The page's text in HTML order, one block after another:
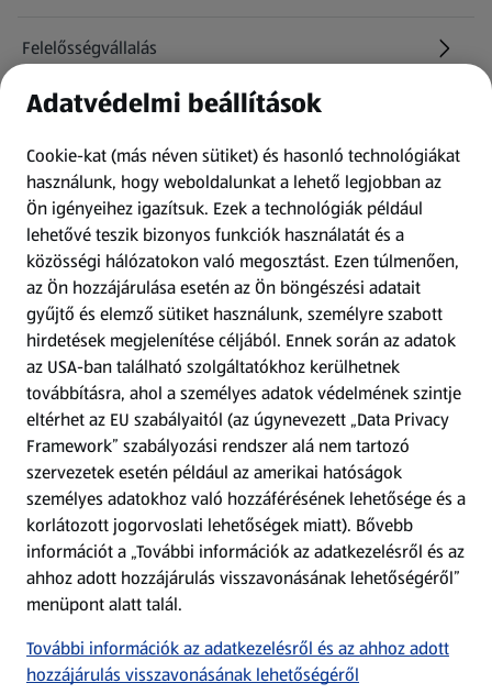
Felelősségvállalás
Információk
Kérdőív
Fizetési lehetőségek
ALDI utalványok
Árcsökkentés
Adattörlő alkalmazás
Szervizpont
(új oldalon nyílik meg)
Fedezz fel minket az interneten!
Töltsd le az ALDI Magyarország applikációt!
Adatvédelmi beállítások
Cookie-kat (más néven sütiket) és hasonló technológiákat
használunk, hogy weboldalunkat a lehető legjobban az
Ön igényeihez igazítsuk. Ezek a technológiák például
lehetővé teszik bizonyos funkciók használatát és a
közösségi hálózatokon való megosztást. Ezen túlmenően,
az Ön hozzájárulása esetén az Ön böngészési adatait
gyűjtő és elemző sütiket használunk, személyre szabott
hirdetések megjelenítése céljából. Ennek során az adatok
az USA-ban található szolgáltatókhoz kerülhetnek
továbbításra, ahol a személyes adatok védelmének szintje
eltérhet az EU szabályaitól (az úgynevezett „Data Privacy
Framework” szabályozási rendszer alá nem tartozó
szervezetek esetén például az amerikai hatóságok
személyes adatokhoz való hozzáférésének lehetősége és a
korlátozott jogorvoslati lehetőségek miatt). Bővebb
információt a „További információk az adatkezelésről és az
ahhoz adott hozzájárulás visszavonásának lehetőségéről”
menüpont alatt talál.
További információk az adatkezelésről és az ahhoz adott
hozzájárulás visszavonásának lehetőségéről